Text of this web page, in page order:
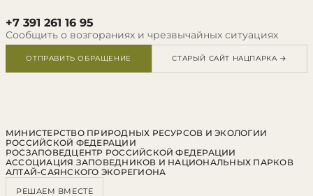
+7 391 261 16 95
Сообщить о возгораниях и чрезвычайных ситуациях
ОТПРАВИТЬ ОБРАЩЕНИЕ СТАРЫЙ САЙТ НАЦПАРКА →
МИНИСТЕРСТВО ПРИРОДНЫХ РЕСУРСОВ И ЭКОЛОГИИ
РОССИЙСКОЙ ФЕДЕРАЦИИ
РОСЗАПОВЕДЦЕНТР РОССИЙСКОЙ ФЕДЕРАЦИИ
АССОЦИАЦИЯ ЗАПОВЕДНИКОВ И НАЦИОНАЛЬНЫХ ПАРКОВ
АЛТАЙ-САЯНСКОГО ЭКОРЕГИОНА
РЕШАЕМ ВМЕСТЕ